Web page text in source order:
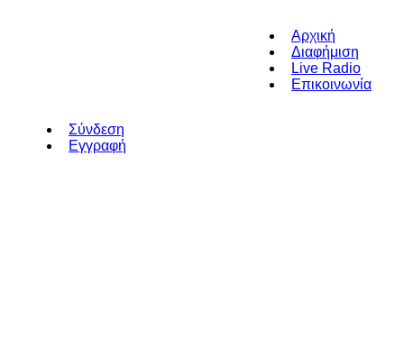
Αρχική
Διαφήμιση
Live Radio
Επικοινωνία
Σύνδεση
Εγγραφή